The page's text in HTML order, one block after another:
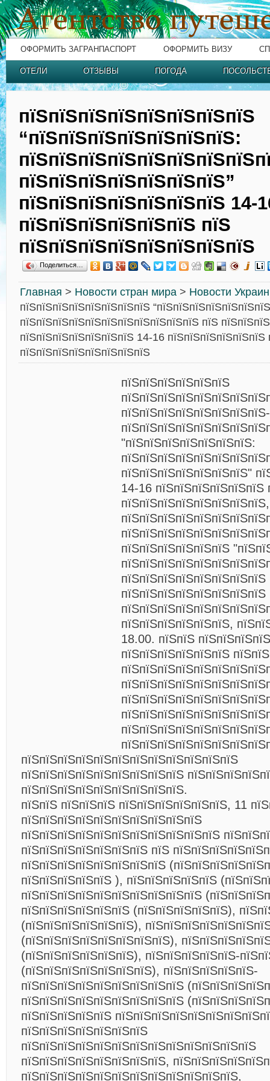
ОФОРМИТЬ ЗАГРАНПАСПОРТ ОФОРМИТЬ ВИЗУ
ОТЕЛИ ОТЗЫВЫ ПОГОДА
пїЅпїЅпїЅпїЅпїЅпїЅпїЅпїЅ
“пїЅпїЅпїЅпїЅпїЅпїЅпїЅ:
пїЅпїЅпїЅпїЅпїЅпїЅпїЅ”
пїЅпїЅпїЅпїЅпїЅпїЅпїЅ 14-
пїЅпїЅпїЅпїЅпїЅпїЅ пїЅ
пїЅпїЅпїЅпїЅпїЅпїЅпїЅпїЅ
Поделиться…
Главная > Новости стран мира > Новости
пїЅпїЅпїЅпїЅпїЅпїЅпїЅпїЅ
пїЅпїЅпїЅпїЅпїЅпїЅпїЅпїЅпїЅпїЅпїЅ пїЅ
пїЅпїЅпїЅпїЅпїЅпїЅпїЅ 14-16 пїЅпїЅпїЅпїЅпїЅпїЅ
пїЅпїЅпїЅпїЅпїЅпїЅпїЅпїЅ
пїЅпїЅпїЅпїЅпїЅпїЅ
пїЅпїЅпїЅпїЅпїЅпїЅпїЅпїЅ-
"пїЅпїЅпїЅпїЅпїЅпїЅпїЅ:
пїЅпїЅпїЅпїЅпїЅпїЅпїЅ"
14-16 пїЅпїЅпїЅпїЅпїЅпїЅ
пїЅпїЅпїЅпїЅпїЅпїЅ
пїЅпїЅпїЅпїЅпїЅпїЅпїЅпїЅ
пїЅпїЅпїЅпїЅпїЅпїЅпїЅпїЅ
пїЅпїЅпїЅпїЅпїЅпїЅ,
18.00. пїЅпїЅ
пїЅпїЅпїЅпїЅпїЅпїЅ
пїЅпїЅпїЅпїЅпїЅпїЅпїЅпїЅпїЅпїЅпїЅпїЅ
пїЅпїЅпїЅпїЅпїЅпїЅпїЅпїЅпїЅ
пїЅпїЅпїЅпїЅпїЅпїЅпїЅпїЅпїЅ.
пїЅпїЅ пїЅпїЅпїЅ пїЅпїЅпїЅпїЅпїЅпїЅ, 11
пїЅпїЅпїЅпїЅпїЅпїЅпїЅпїЅпїЅпїЅ
пїЅпїЅпїЅпїЅпїЅпїЅпїЅпїЅпїЅпїЅпїЅ
пїЅпїЅпїЅпїЅпїЅпїЅпїЅ пїЅ
пїЅпїЅпїЅпїЅпїЅпїЅпїЅпїЅ
пїЅпїЅпїЅпїЅпїЅ ), пїЅпїЅпїЅпїЅпїЅ
пїЅпїЅпїЅпїЅпїЅпїЅпїЅпїЅпїЅпїЅ
пїЅпїЅпїЅпїЅпїЅпїЅ (пїЅпїЅпїЅпїЅпїЅ),
(пїЅпїЅпїЅпїЅпїЅпїЅ),
(пїЅпїЅпїЅпїЅпїЅпїЅпїЅпїЅ),
(пїЅпїЅпїЅпїЅпїЅпїЅ), пїЅпїЅпїЅпїЅпїЅ-
(пїЅпїЅпїЅпїЅпїЅпїЅпїЅ), пїЅпїЅпїЅпїЅпїЅ-
пїЅпїЅпїЅпїЅпїЅпїЅпїЅпїЅпїЅ
пїЅпїЅпїЅпїЅпїЅпїЅпїЅпїЅпїЅ
пїЅпїЅпїЅпїЅпїЅ
пїЅпїЅпїЅпїЅпїЅпїЅпїЅ
пїЅпїЅпїЅпїЅпїЅпїЅпїЅпїЅпїЅпїЅпїЅпїЅпїЅ
пїЅпїЅпїЅпїЅпїЅпїЅпїЅпїЅ,
пїЅпїЅпїЅпїЅпїЅпїЅпїЅпїЅпїЅпїЅпїЅпїЅ,